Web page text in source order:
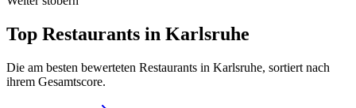
Top Restaurants in Karlsruhe
Die am besten bewerteten Restaurants in Karlsruhe, sortiert nach
ihrem Gesamtscore.